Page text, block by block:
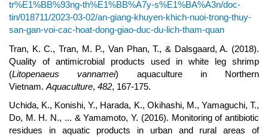
tr%E1%BB%93ng-th%E1%BB%A7y-s%E1%BA%A3n/doc-
tin/018711/2023-03-02/an-giang-khuyen-khich-nuoi-trong-thuy-
san-gan-voi-cac-hoat-dong-giao-duc-du-lich-tham-quan
Tran, K. C., Tran, M. P., Van Phan, T., & Dalsgaard, A. (2018).
Quality of antimicrobial products used in white leg shrimp
(Litopenaeus vannamei) aquaculture in Northern
Vietnam. Aquaculture, 482, 167-175.
Uchida, K., Konishi, Y., Harada, K., Okihashi, M., Yamaguchi, T.,
Do, M. H. N., ... & Yamamoto, Y. (2016). Monitoring of antibiotic
residues in aquatic products in urban and rural areas of